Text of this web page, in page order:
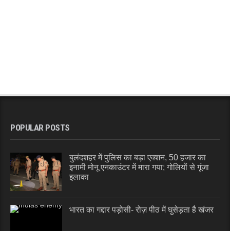
POPULAR POSTS
बुलंदशहर में पुलिस का बड़ा एक्शन, 50 हजार का
इनामी मोनू एनकाउंटर में मारा गया; गोलियों से गूंजा
इलाका
भारत का गद्दार पड़ोसी- रोज़ पीठ में घुसेड़ता है खंजर